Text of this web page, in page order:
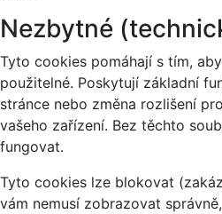
Nezbytné
Tyto cookies pomáhají s tím,
použitelné. Poskytují základní
stránce nebo změna rozlišení
vašeho zařízení. Bez těchto
fungovat.
Tyto cookies lze blokovat
vám nemusí zobrazovat